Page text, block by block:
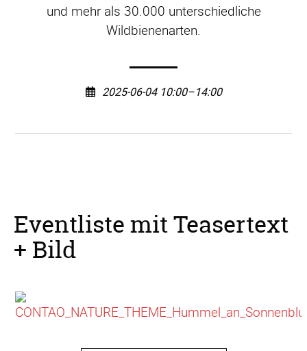
und mehr als 30.000 unterschiedliche
Wildbienenarten.
2025-06-04 10:00–14:00
Eventliste mit Teasertext
+ Bild